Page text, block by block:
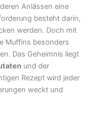
Anlässen eine
besteht darin,
werden. Doch mit
Muffins besonders
Das Geheimnis liegt
und der
Rezept wird jeder
weckt und